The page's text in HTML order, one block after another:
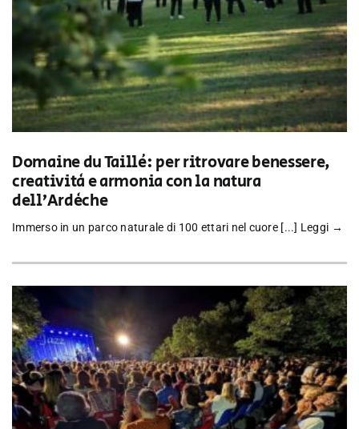
Domaine du Taillé: per ritrovare benessere,
creatività e armonia con la natura
dell’Ardèche
Immerso in un parco naturale di 100 ettari nel cuore [...] Leggi →